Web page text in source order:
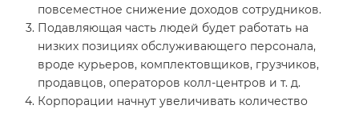
повсеместное снижение доходов сотрудников.
Подавляющая часть людей будет работать на
низких позициях обслуживающего персонала,
вроде курьеров, комплектовщиков, грузчиков,
продавцов, операторов колл-центров и т. д.
Корпорации начнут увеличивать количество